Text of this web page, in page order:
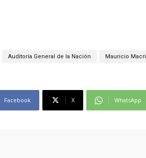
Auditoría General de la Nación Mauricio Macri
Facebook X WhatsApp